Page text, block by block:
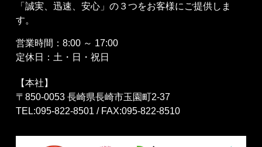
「誠実、迅速、安心」の３つをお客様にご提供しま
す。
営業時間：8:00 ～ 17:00
定休日：土・日・祝日
【本社】
〒850-0053 長崎県長崎市玉園町2-37
TEL:095-822-8501 / FAX:095-822-8510